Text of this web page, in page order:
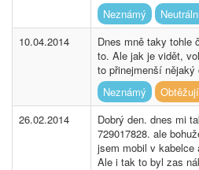
Neznámý
10.04.2014
Dnes mně taky tohle
to. Ale jak je vidět,
to přinejmenší nějaký
Neznámý
26.02.2014
Dobrý den. dnes mi
729017828. ale
jsem mobil v kabelce
Ale i tak to byl zas